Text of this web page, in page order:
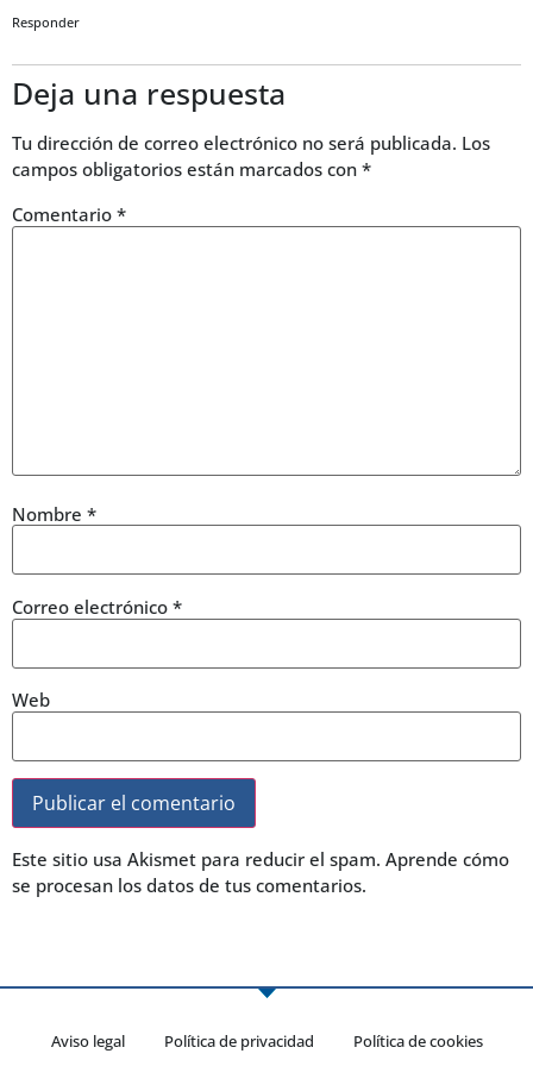
Responder
Deja una respuesta
Tu dirección de correo electrónico no será publicada. Los
campos obligatorios están marcados con *
Comentario *
Nombre *
Correo electrónico *
Web
Este sitio usa Akismet para reducir el spam. Aprende cómo
se procesan los datos de tus comentarios.
Aviso legal Política de privacidad Política de cookies